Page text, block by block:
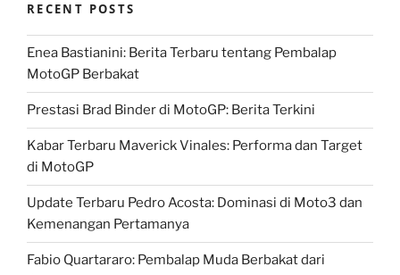
RECENT POSTS
Enea Bastianini: Berita Terbaru tentang Pembalap
MotoGP Berbakat
Prestasi Brad Binder di MotoGP: Berita Terkini
Kabar Terbaru Maverick Vinales: Performa dan Target
di MotoGP
Update Terbaru Pedro Acosta: Dominasi di Moto3 dan
Kemenangan Pertamanya
Fabio Quartararo: Pembalap Muda Berbakat dari